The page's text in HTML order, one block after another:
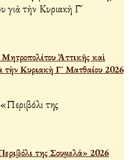
Ἀττικῆς καὶ
τὴν Κυριακὴ Γ´ Ματθαίου 2026
της Σουμελά» 2026